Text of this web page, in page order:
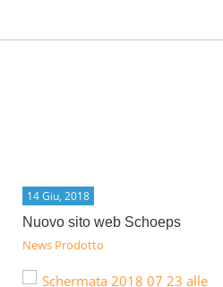
14 Giu, 2018
Nuovo sito web Schoeps
News Prodotto